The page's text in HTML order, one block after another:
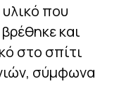
που
και
στο σπίτι
σύμφωνα